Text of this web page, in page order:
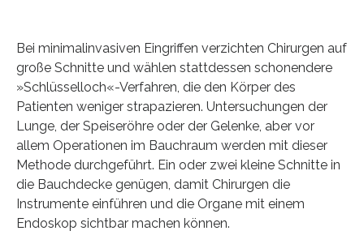
Bei minimalinvasiven Eingriffen verzichten Chirurgen auf
große Schnitte und wählen stattdessen schonendere
»Schlüsselloch«-Verfahren, die den Körper des
Patienten weniger strapazieren. Untersuchungen der
Lunge, der Speiseröhre oder der Gelenke, aber vor
allem Operationen im Bauchraum werden mit dieser
Methode durchgeführt. Ein oder zwei kleine Schnitte in
die Bauchdecke genügen, damit Chirurgen die
Instrumente einführen und die Organe mit einem
Endoskop sichtbar machen können.